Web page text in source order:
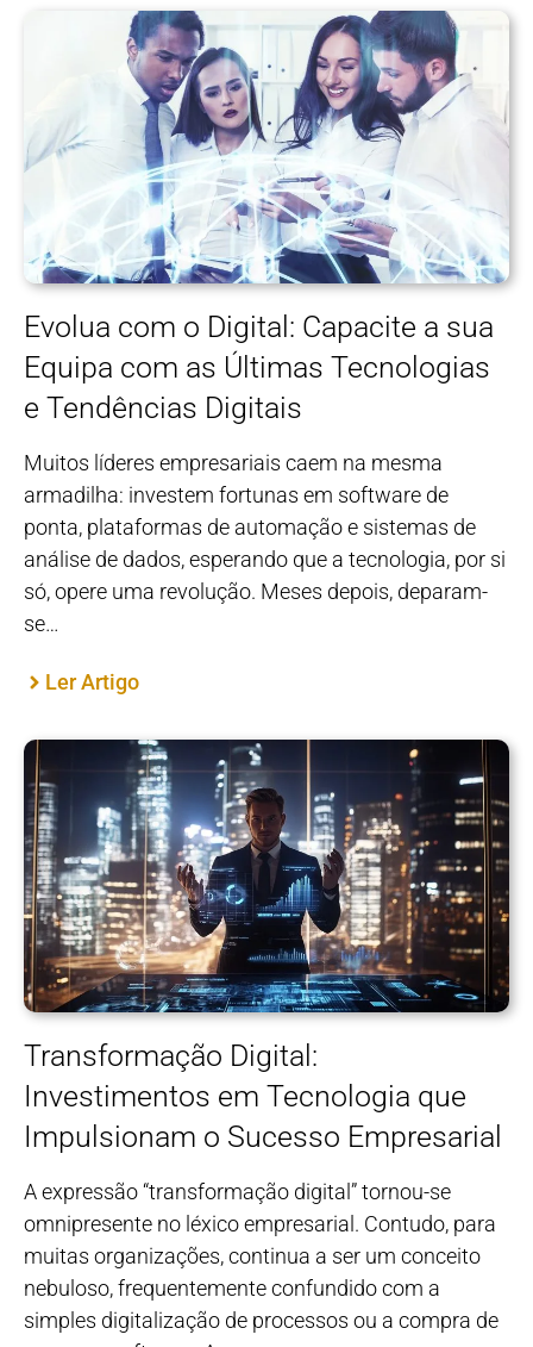
Evolua com o Digital: Capacite a sua
Equipa com as Últimas Tecnologias
e Tendências Digitais
Muitos líderes empresariais caem na mesma
armadilha: investem fortunas em software de
ponta, plataformas de automação e sistemas de
análise de dados, esperando que a tecnologia, por si
só, opere uma revolução. Meses depois, deparam-
se…
Ler Artigo
Transformação Digital:
Investimentos em Tecnologia que
Impulsionam o Sucesso Empresarial
A expressão “transformação digital” tornou-se
omnipresente no léxico empresarial. Contudo, para
muitas organizações, continua a ser um conceito
nebuloso, frequentemente confundido com a
simples digitalização de processos ou a compra de